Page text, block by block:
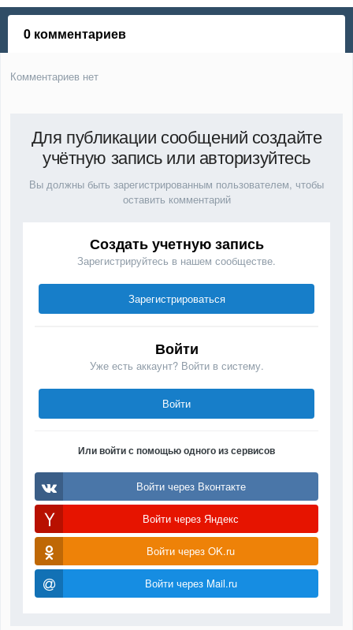
0 комментариев
Комментариев нет
Для публикации сообщений создайте
учётную запись или авторизуйтесь
Вы должны быть зарегистрированным пользователем, чтобы
оставить комментарий
Создать учетную запись
Зарегистрируйтесь в нашем сообществе.
Зарегистрироваться
Войти
Уже есть аккаунт? Войти в систему.
Войти
Или войти с помощью одного из сервисов
Войти через Вконтакте
Войти через Яндекс
Войти через OK.ru
Войти через Mail.ru